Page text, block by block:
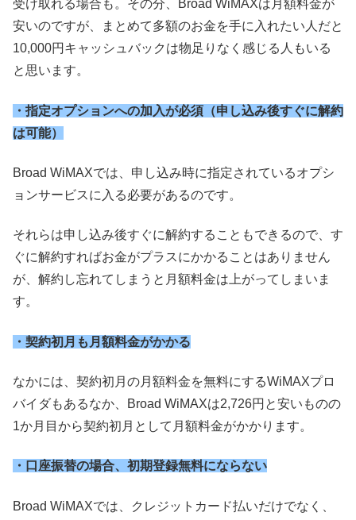
受け取れる場合も。その分、Broad WiMAXは月額料金が
安いのですが、まとめて多額のお金を手に入れたい人だと
10,000円キャッシュバックは物足りなく感じる人もいる
と思います。
・指定オプションへの加入が必須（申し込み後すぐに解約
は可能）
Broad WiMAXでは、申し込み時に指定されているオプシ
ョンサービスに入る必要があるのです。
それらは申し込み後すぐに解約することもできるので、す
ぐに解約すればお金がプラスにかかることはありません
が、解約し忘れてしまうと月額料金は上がってしまいま
す。
・契約初月も月額料金がかかる
なかには、契約初月の月額料金を無料にするWiMAXプロ
バイダもあるなか、Broad WiMAXは2,726円と安いものの
1か月目から契約初月として月額料金がかかります。
・口座振替の場合、初期登録無料にならない
Broad WiMAXでは、クレジットカード払いだけでなく、